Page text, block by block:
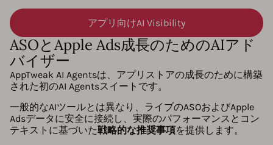
アプリ向けAI Visibility
ASOとApple Ads成長のためのAIアド
バイザー
AppTweak AI Agentsは、アプリストアの成長のために構築
された初のAI Agentsスイートです。
一般的なAIツールとは異なり、ライブのASOおよびApple
Adsデータに安全に接続し、実際のパフォーマンスとコン
テキストに基づいた戦略的な推奨事項を提供します。